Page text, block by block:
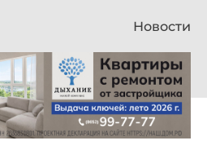
Новости